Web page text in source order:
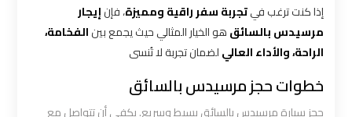
إذا كنت ترغب فيتجربة سفر راقية ومميزة، فإنإيجار
مرسيدس بالسائقهو الخيار المثالي حيث يجمع بينالفخامة،
الراحة، والأداء العاليلضمان تجربة لا تُنسى
خطوات حجز مرسيدس بالسائق
حجز سيارة مرسيدس بالسائق بسيط وسريع. يكفي أن تتواصل مع
ليموزين
الإسكندرية